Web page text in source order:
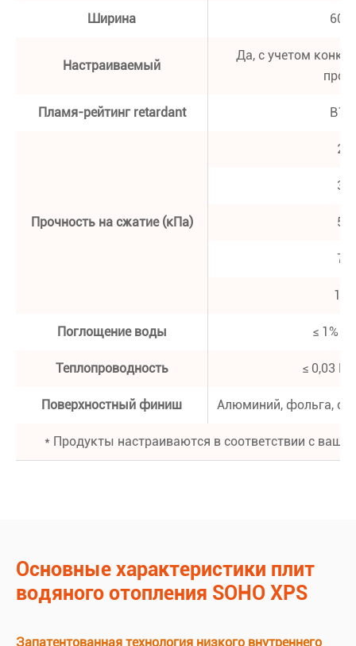
Ширина 60
Настраиваемый
Да, с учетом
Пламя-рейтинг retardant В1,
Прочность на сжатие (кПа)
Поглощение воды ≤ 1%
Теплопроводность ≤ 0,03
Поверхностный финиш Алюминий, фольга,
* Продукты настраиваются в соответствии с
Основные характеристики плит
водяного отопления SOHO XPS
Запатентованная технология низкого внутреннего